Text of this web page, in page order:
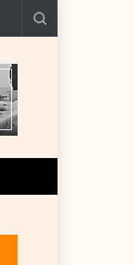
iki patlama m..